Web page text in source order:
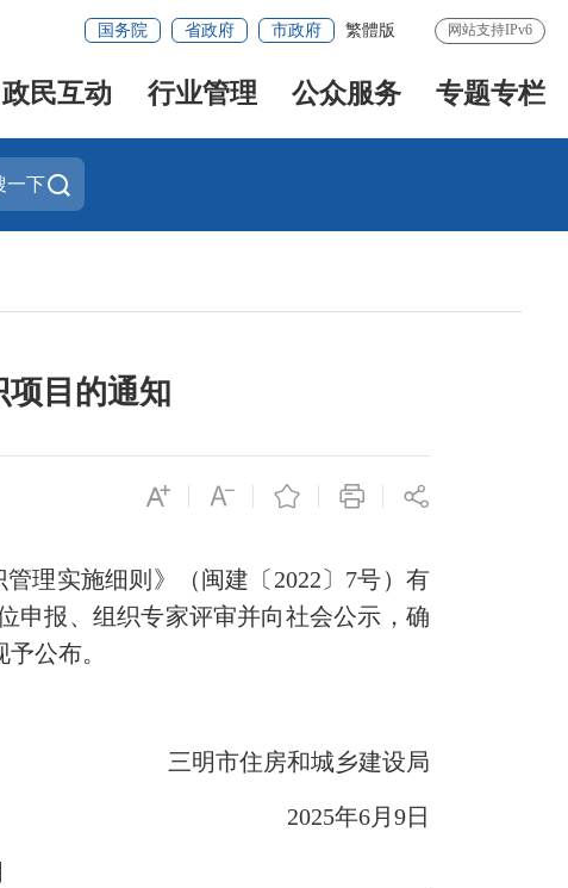
国务院 省政府 市政府 繁體版 网站支持IPv6
政民互动 行业管理 公众服务 专题专栏
一下
项目的通知
理实施细则》（闽建〔2022〕7号）有
申报、组织专家评审并向社会公示，确
公布。
三明市住房和城乡建设局
2025年6月9日